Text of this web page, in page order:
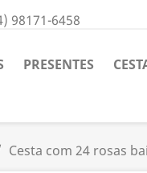
98171-6458
PRESENTES
Cesta com 24 rosas